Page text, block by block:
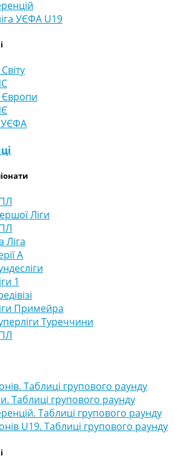
УЄФА U19
Європи
УЄФА
Ліги
Ліга
А
1
Примейра
Туреччини
Таблиці групового раунду
Таблиці групового раунду
Таблиці групового раунду
U19. Таблиці групового раунду